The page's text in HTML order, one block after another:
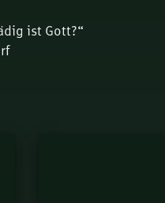
ist Gott?“